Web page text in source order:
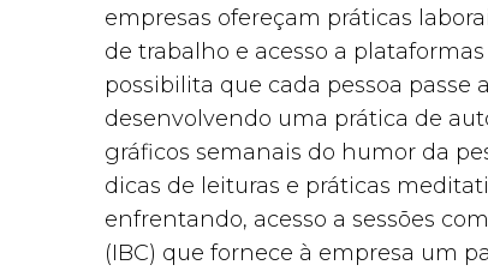
empresas ofereçam práticas
de trabalho e acesso a
possibilita que cada pessoa
desenvolvendo uma prática de
gráficos semanais do humor da
dicas de leituras e práticas
enfrentando, acesso a sessões
(IBC) que fornece à empresa um